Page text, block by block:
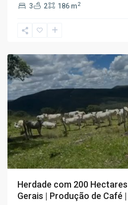
3 2 186 m2
Herdade com 200
Gerais | Produção de Café